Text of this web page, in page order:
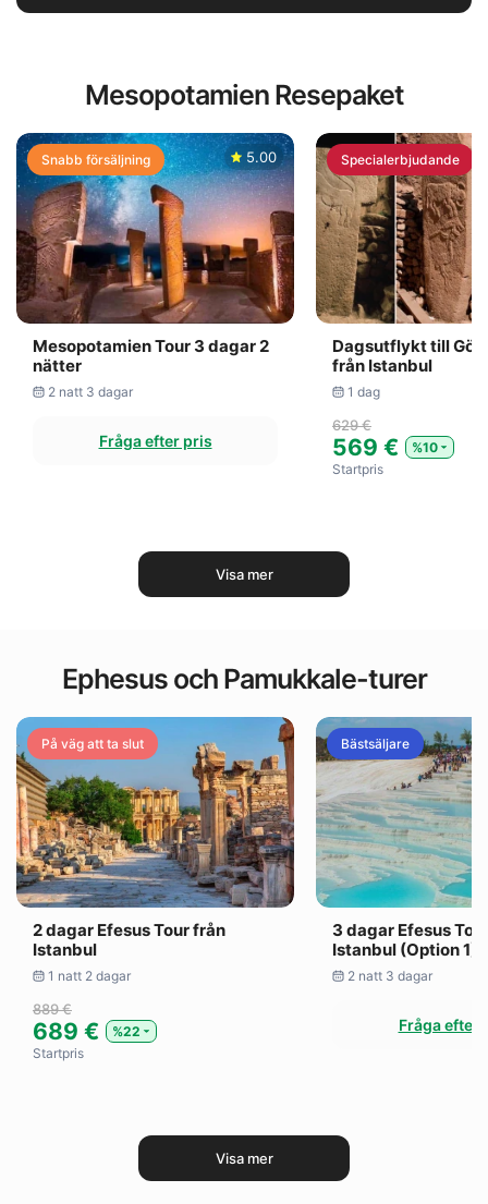
Mesopotamien Resepaket
Snabb försäljning 5.00
Mesopotamien Tour 3 dagar 2
nätter
2 natt 3 dagar
Fråga efter pris
Specialerbjudande
Dagsutflykt till
från Istanbul
1 dag
629 €
569 €
%10
Startpris
Visa mer
Ephesus och Pamukkale-turer
På väg att ta slut
2 dagar Efesus Tour från
Istanbul
1 natt 2 dagar
889 €
689 €
%22
Startpris
Bästsäljare
3 dagar Efesus
Istanbul (Option 1)
2 natt 3 dagar
Fråga efter
Visa mer